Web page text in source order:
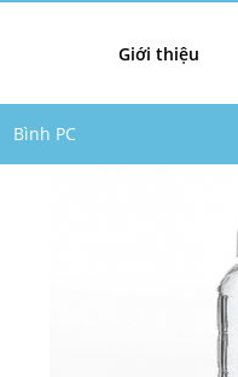
Giới thiệu
Bình PC